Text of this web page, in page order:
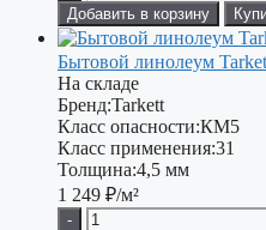
Добавить в корзину
Бытовой линолеум
На складе
Бренд:Tarkett
Класс опасности:КМ5
Класс применения:31
Толщина:4,5 мм
1 249 ₽/м²
-